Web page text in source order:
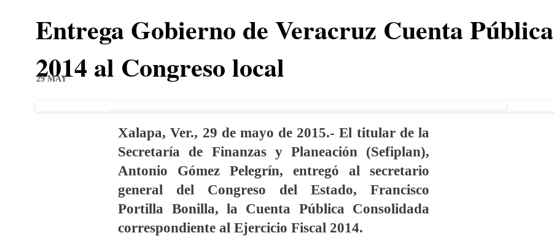
Entrega Gobierno de Veracruz Cuenta Pública
2014 al Congreso local
29 MAY
Xalapa, Ver., 29 de mayo de 2015.- El titular de la
Secretaría de Finanzas y Planeación (Sefiplan),
Antonio Gómez Pelegrín, entregó al secretario
general del Congreso del Estado, Francisco
Portilla Bonilla, la Cuenta Pública Consolidada
correspondiente al Ejercicio Fiscal 2014.